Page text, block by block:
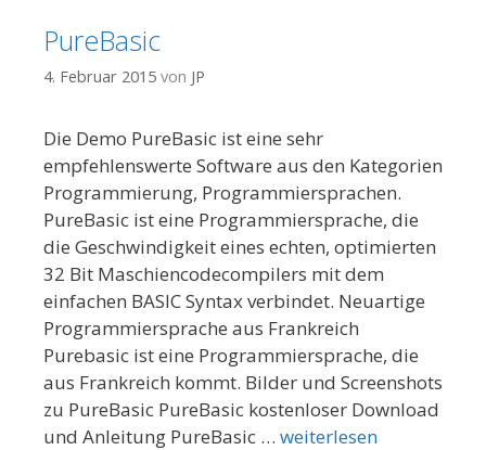
PureBasic
4. Februar 2015 von JP
Die Demo PureBasic ist eine sehr
empfehlenswerte Software aus den Kategorien
Programmierung, Programmiersprachen.
PureBasic ist eine Programmiersprache, die
die Geschwindigkeit eines echten, optimierten
32 Bit Maschiencodecompilers mit dem
einfachen BASIC Syntax verbindet. Neuartige
Programmiersprache aus Frankreich
Purebasic ist eine Programmiersprache, die
aus Frankreich kommt. Bilder und Screenshots
zu PureBasic PureBasic kostenloser Download
und Anleitung PureBasic … weiterlesen